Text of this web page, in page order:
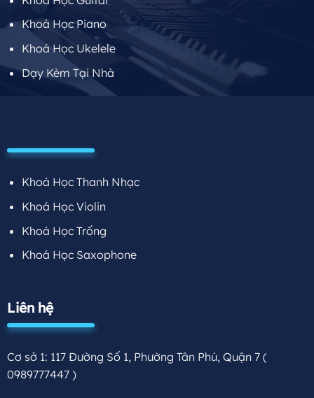
Khoá Học Piano
Khoá Học Ukelele
Dạy Kèm Tại Nhà
Khoá Học Thanh Nhạc
Khoá Học Violin
Khoá Học Trống
Khoá Học Saxophone
Liên hệ
Cơ sở 1: 117 Đường Số 1, Phường Tân Phú, Quận 7 (
0989777447 )